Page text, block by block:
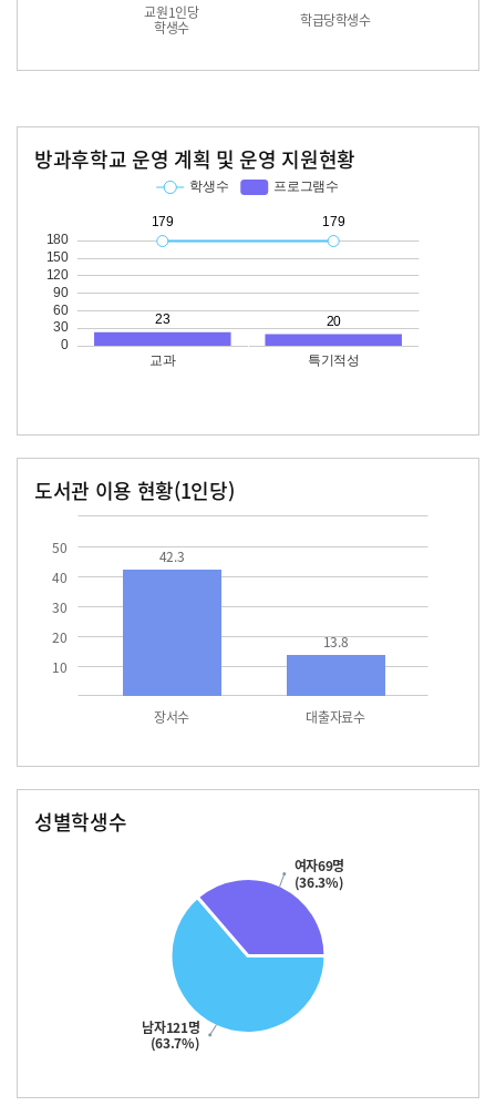
교원1인당
학생수 학급당학생수
방과후학교 운영 계획 및 운영 지원현황
도서관 이용 현황(1인당)
10
20
30
40
50
장서수 대출자료수
42.3
13.8
성별학생수
남자121명
(63.7%)
여자69명
(36.3%)